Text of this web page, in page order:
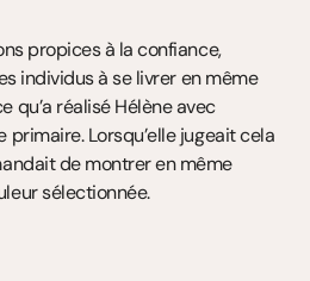
propices à la confiance,
individus à se livrer en même
qu’a réalisé Hélène avec
Lorsqu’elle jugeait cela
de montrer en même
sélectionnée.